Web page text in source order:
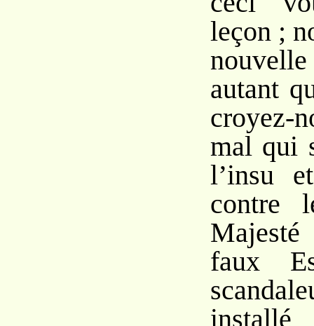
leçon ;
autant
mal qui
l’insu
contre
faux